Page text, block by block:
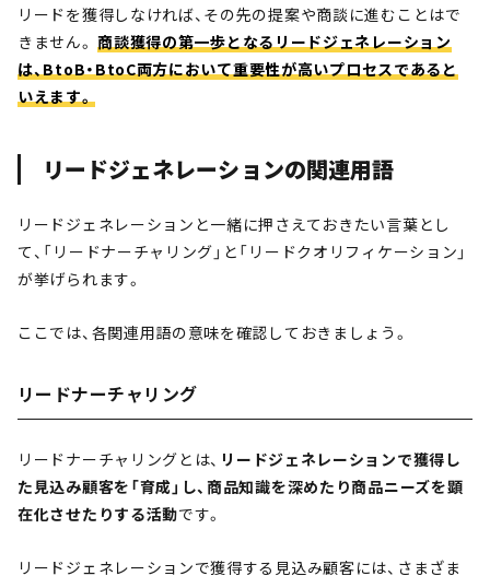
リードを獲得しなければ、その先の提案や商談に進むことはで
きません。商談獲得の第一歩となるリードジェネレーション
は、BtoB・BtoC両方において重要性が高いプロセスであると
いえます。
リードジェネレーションの関連用語
リードジェネレーションと一緒に押さえておきたい言葉とし
て、「リードナーチャリング」と「リードクオリフィケーション」
が挙げられます。
ここでは、各関連用語の意味を確認しておきましょう。
リードナーチャリング
リードナーチャリングとは、 リードジェネレーションで獲得し
た見込み顧客を「育成」し、商品知識を深めたり商品ニーズを顕
在化させたりする活動です。
リードジェネレーションで獲得する見込み顧客には、さまざま